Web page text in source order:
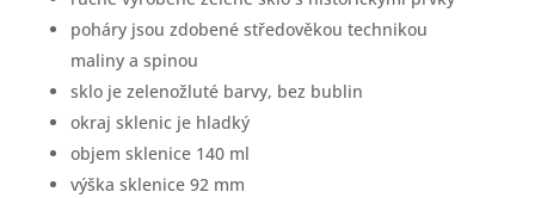
poháry jsou zdobené středověkou technikou
maliny a spinou
sklo je zelenožluté barvy, bez bublin
okraj sklenic je hladký
objem sklenice 140 ml
výška sklenice 92 mm